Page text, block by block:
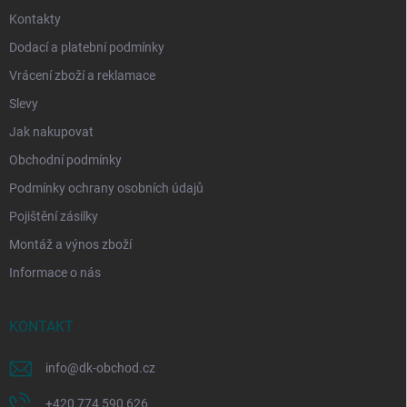
Kontakty
Dodací a platební podmínky
Vrácení zboží a reklamace
Slevy
Jak nakupovat
Obchodní podmínky
Podmínky ochrany osobních údajů
Pojištění zásilky
Montáž a výnos zboží
Informace o nás
KONTAKT
info@dk-obchod.cz
+420 774 590 626